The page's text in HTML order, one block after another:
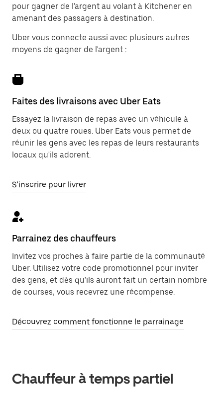
pour gagner de l'argent au volant à Kitchener en
amenant des passagers à destination.
Uber vous connecte aussi avec plusieurs autres
moyens de gagner de l'argent :
Faites des livraisons avec Uber Eats
Essayez la livraison de repas avec un véhicule à
deux ou quatre roues. Uber Eats vous permet de
réunir les gens avec les repas de leurs restaurants
locaux qu'ils adorent.
S'inscrire pour livrer
Parrainez des chauffeurs
Invitez vos proches à faire partie de la communauté
Uber. Utilisez votre code promotionnel pour inviter
des gens, et dès qu'ils auront fait un certain nombre
de courses, vous recevrez une récompense.
Découvrez comment fonctionne le parrainage
Chauffeur à temps partiel